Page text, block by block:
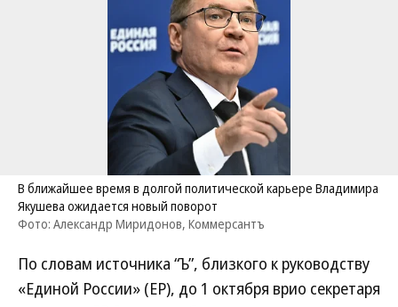
В ближайшее время в долгой политической карьере Владимира
Якушева ожидается новый поворот
Фото: Александр Миридонов, Коммерсантъ
По словам источника “Ъ”, близкого к руководству
«Единой России» (ЕР), до 1 октября врио секретаря